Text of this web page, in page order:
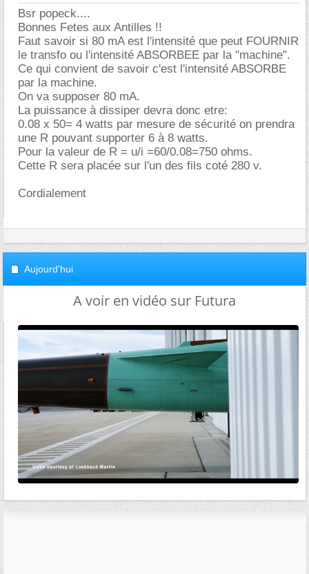
Bsr popeck....
Bonnes Fetes aux Antilles !!
Faut savoir si 80 mA est l'intensité que peut FOURNIR
le transfo ou l'intensité ABSORBEE par la "machine".
Ce qui convient de savoir c'est l'intensité ABSORBE
par la machine.
On va supposer 80 mA.
La puissance à dissiper devra donc etre:
0.08 x 50= 4 watts par mesure de sécurité on prendra
une R pouvant supporter 6 à 8 watts.
Pour la valeur de R = u/i =60/0.08=750 ohms.
Cette R sera placée sur l'un des fils coté 280 v.
Cordialement
Aujourd'hui
A voir en vidéo sur Futura